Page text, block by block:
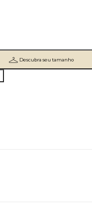
Descubra seu tamanho